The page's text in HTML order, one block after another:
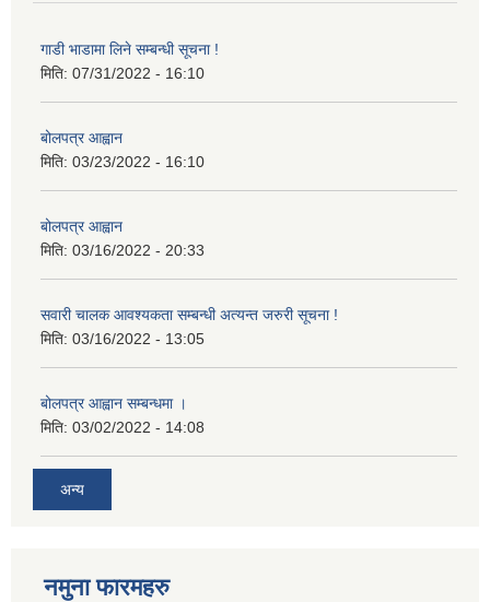
गाडी भाडामा लिने सम्बन्धी सूचना !
मिति: 07/31/2022 - 16:10
बोलपत्र आह्वान
मिति: 03/23/2022 - 16:10
बोलपत्र आह्वान
मिति: 03/16/2022 - 20:33
सवारी चालक आवश्यकता सम्बन्धी अत्यन्त जरुरी सूचना !
मिति: 03/16/2022 - 13:05
बोलपत्र आह्वान सम्बन्धमा ।
मिति: 03/02/2022 - 14:08
अन्य
नमुना फारमहरु